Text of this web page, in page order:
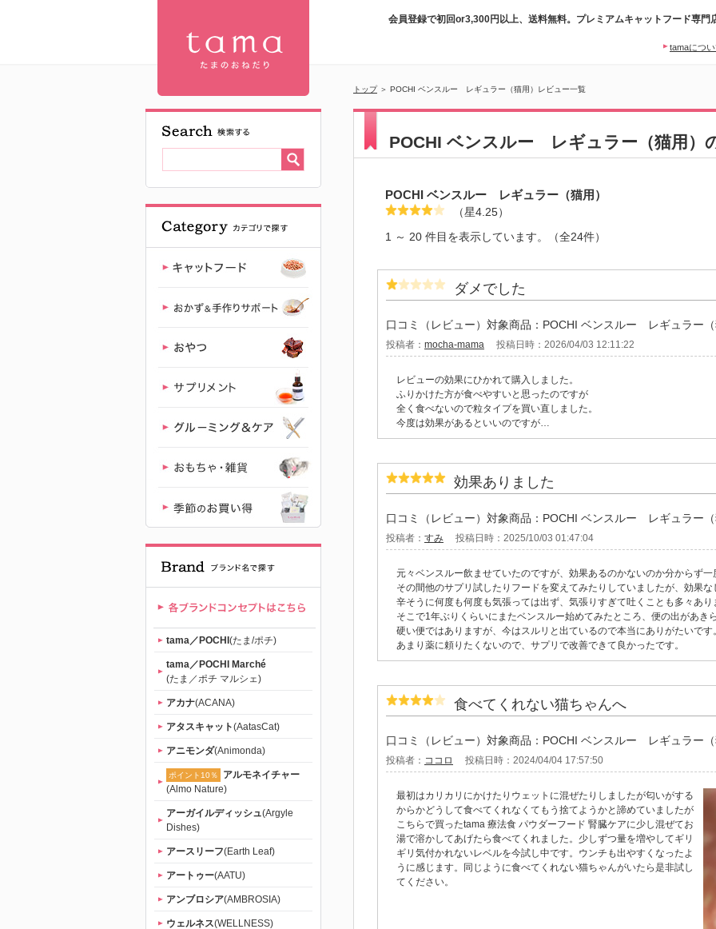
【公式】プ
レミアムキ
ャットフー
ド専門店
「たまのお
ねだり
（tama）」
｜初回送料
無料
会員登録で初回or3,300円以上、送料無料。プレミアムキャットフード専門
tamaにつ
トップ＞ POCHI ベンスルー レギュラー（猫用）レビュー一覧
tama／POCHI (たま/ポチ)
tama／POCHI Marché
(たま／ポチ マルシェ)
アカナ(ACANA)
アタスキャット(AatasCat)
アニモンダ(Animonda)
ポイント10％
アルモネイチャー
(Almo Nature)
アーガイルディッシュ(Argyle
Dishes)
アースリーフ(Earth Leaf)
アートゥー(AATU)
アンブロシア(AMBROSIA)
ウェルネス(WELLNESS)
POCHI ベンスルー レギュラー（猫用）
POCHI ベンスルー レギュラー（猫用）
（星4.25）
1 ～ 20 件目を表示しています。（全24件）
ダメでした
口コミ（レビュー）対象商品：POCHI ベンスルー レギュラー
投稿者： mocha-mama 投稿日時：2026/04/03 12:11:22
レビューの効果にひかれて購入しました。
ふりかけた方が食べやすいと思ったのですが
全く食べないので粒タイプを買い直しました。
今度は効果があるといいのですが…
効果ありました
口コミ（レビュー）対象商品：POCHI ベンスルー レギュラー
投稿者： すみ 投稿日時：2025/10/03 01:47:04
元々ベンスルー飲ませていたのですが、効果あるのかないのか分からず
その間他のサプリ試したりフードを変えてみたりしていましたが、効果
辛そうに何度も何度も気張っては出ず、気張りすぎて吐くことも多々あり
そこで1年ぶりくらいにまたベンスルー始めてみたところ、便の出があき
硬い便ではありますが、今はスルリと出ているので本当にありがたいです
あまり薬に頼りたくないので、サプリで改善できて良かったです。
食べてくれない猫ちゃんへ
口コミ（レビュー）対象商品：POCHI ベンスルー レギュラー
投稿者： ココロ 投稿日時：2024/04/04 17:57:50
最初はカリカリにかけたりウェットに混ぜたりしましたが匂いがする
からかどうして食べてくれなくてもう捨てようかと諦めていましたが
こちらで買ったtama 療法食 パウダーフード 腎臓ケアに少し混ぜてお
湯で溶かしてあげたら食べてくれました。少しずつ量を増やしてギリ
ギリ気付かれないレベルを今試し中です。ウンチも出やすくなったよ
うに感じます。同じように食べてくれない猫ちゃんがいたら是非試し
てください。